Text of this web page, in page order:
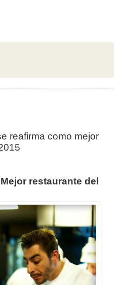
reafirma como mejor
restaurante del